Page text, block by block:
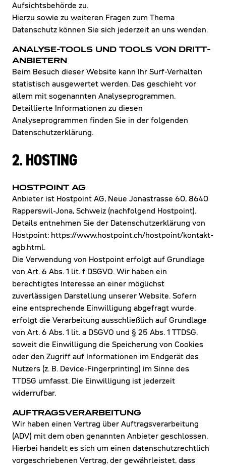
Aufsichtsbehörde zu.
Hierzu sowie zu weiteren Fragen zum Thema
Datenschutz können Sie sich jederzeit an uns wenden.
ANALYSE-TOOLS UND TOOLS VON DRITT­
ANBIETERN
Beim Besuch dieser Website kann Ihr Surf-Verhalten
statistisch ausgewertet werden. Das geschieht vor
allem mit sogenannten Analyseprogrammen.
Detaillierte Informationen zu diesen
Analyseprogrammen finden Sie in der folgenden
Datenschutzerklärung.
2. HOSTING
HOSTPOINT AG
Anbieter ist Hostpoint AG, Neue Jonastrasse 60, 8640
Rapperswil-Jona, Schweiz (nachfolgend Hostpoint).
Details entnehmen Sie der Datenschutzerklärung von
Hostpoint: https://www.hostpoint.ch/hostpoint/kontakt-
agb.html.
Die Verwendung von Hostpoint erfolgt auf Grundlage
von Art. 6 Abs. 1 lit. f DSGVO. Wir haben ein
berechtigtes Interesse an einer möglichst
zuverlässigen Darstellung unserer Website. Sofern
eine entsprechende Einwilligung abgefragt wurde,
erfolgt die Verarbeitung ausschließlich auf Grundlage
von Art. 6 Abs. 1 lit. a DSGVO und § 25 Abs. 1 TTDSG,
soweit die Einwilligung die Speicherung von Cookies
oder den Zugriff auf Informationen im Endgerät des
Nutzers (z. B. Device-Fingerprinting) im Sinne des
TTDSG umfasst. Die Einwilligung ist jederzeit
widerrufbar.
AUFTRAGSVERARBEITUNG
Wir haben einen Vertrag über Auftragsverarbeitung
(ADV) mit dem oben genannten Anbieter geschlossen.
Hierbei handelt es sich um einen datenschutzrechtlich
vorgeschriebenen Vertrag, der gewährleistet, dass